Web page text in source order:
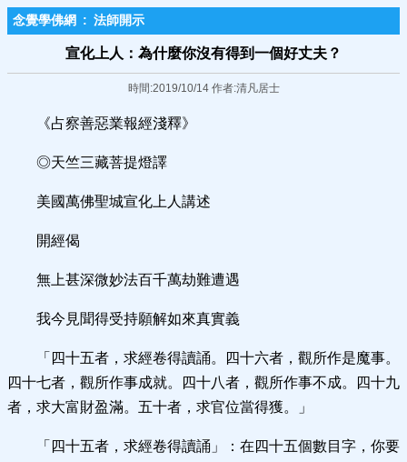
念覺學佛網 : 法師開示
宣化上人：為什麼你沒有得到一個好丈夫？
時間:2019/10/14 作者:清凡居士
《占察善惡業報經淺釋》
◎天竺三藏菩提燈譯
美國萬佛聖城宣化上人講述
開經偈
無上甚深微妙法百千萬劫難遭遇
我今見聞得受持願解如來真實義
「四十五者，求經卷得讀誦。四十六者，觀所作是魔事。
四十七者，觀所作事成就。四十八者，觀所作事不成。四十九
者，求大富財盈滿。五十者，求官位當得獲。」
「四十五者，求經卷得讀誦」：在四十五個數目字，你要